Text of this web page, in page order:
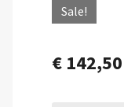
Sale!
€ 142,50